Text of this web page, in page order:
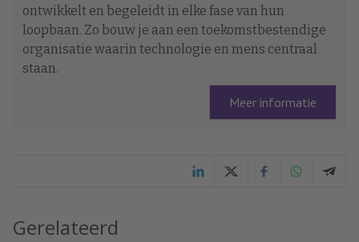
ontwikkelt en begeleidt in elke fase van hun
loopbaan. Zo bouw je aan een toekomstbestendige
organisatie waarin technologie en mens centraal
staan.
Meer informatie
Gerelateerd